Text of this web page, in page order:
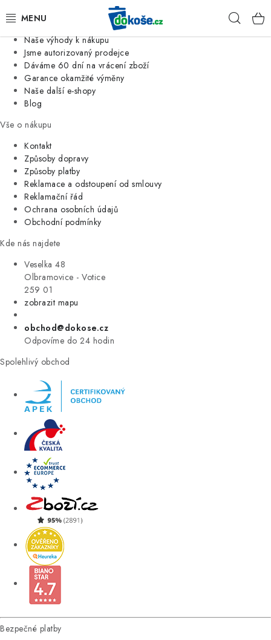
Jsme tradiční česká firma
Naše výhody k nákupu
Jsme autorizovaný prodejce
Dáváme 60 dní na vrácení zboží
Garance okamžité výměny
Naše další e-shopy
Blog
Vše o nákupu
Kontakt
Způsoby dopravy
Způsoby platby
Reklamace a odstoupení od smlouvy
Reklamační řád
Ochrana osobních údajů
Obchodní podmínky
Kde nás najdete
Veselka 48
Olbramovice - Votice
259 01
zobrazit mapu
obchod@dokose.cz
Odpovíme do 24 hodin
Spolehlivý obchod
Bezpečné platby
KOŠE
SÁČKY
KUCHYNĚ
ORGANIZACE
DOMÁCNOST
ÚKLID
VÝPRODEJ
ZNAČKY
Úvod Kontakt Blog
Moje objednávka